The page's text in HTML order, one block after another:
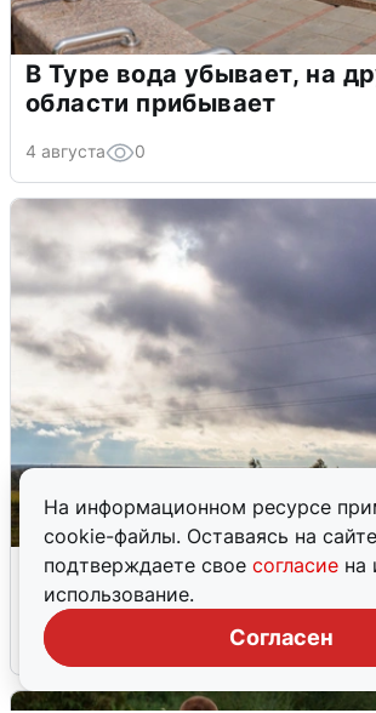
На информационном ресурсе
cookie-файлы. Оставаясь на
подтверждаете свое согласие на
использование.
Согласен
В Туре вода убывает, на
области прибывает
4 августа 0
Над ХМАО впервые сбили
беспилотники
3 августа